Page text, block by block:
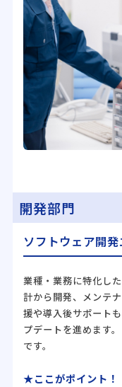
開発部門
ソフトウェア開
業種・業務に特化し
計から開発、メンテ
援や導入後サポート
プデートを進めます
です。
★ここがポイント！